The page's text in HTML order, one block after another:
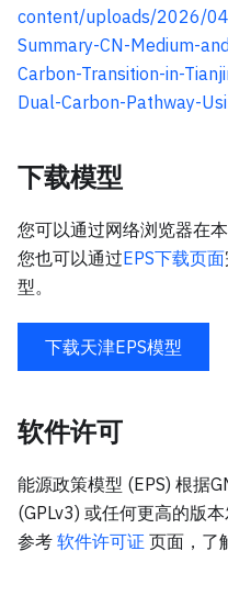
content/uploads/2026/
Summary-CN-Medium-
Carbon-Transition-in-
Dual-Carbon-Pathway-
下载模型
您可以通过网络浏览器在
您也可以通过EPS下载页面
型。
下载天津EPS模型
软件许可
能源政策模型 (EPS) 根据
(GPLv3) 或任何更高的版
参考 软件许可证 页面，了